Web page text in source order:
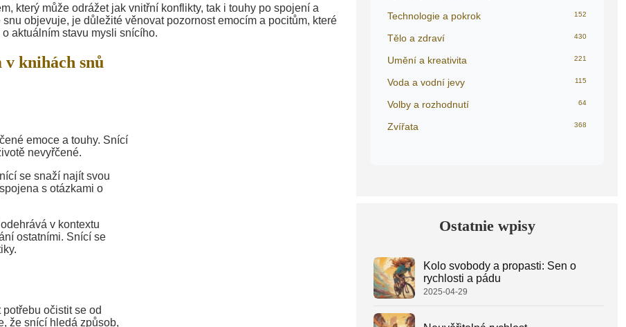
který může odrážet jak vnitřní konflikty, tak i touhy po spojení a
objevuje, je důležité věnovat pozornost emocím a pocitům, které
aktuálním stavu mysli snícího.
v knihách snů
emoce a touhy. Snící
nevyřčené.
se snaží najít svou
s otázkami o
v kontextu
ostatními. Snící se
očistit se od
že snící hledá způsob,
Technologie a pokrok 152
Tělo a zdraví 430
Umění a kreativita 221
Voda a vodní jevy 115
Volby a rozhodnutí 64
Zvířata 368
Ostatnie wpisy
Kolo svobody a propasti: Sen o
rychlosti a pádu
2025-04-29